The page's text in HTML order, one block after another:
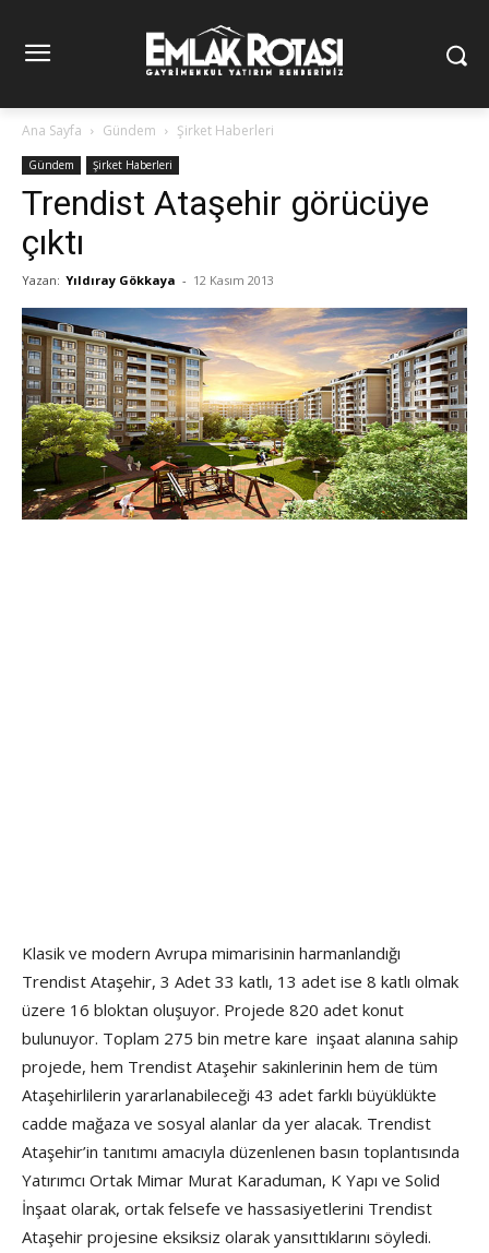
Ana Sayfa Gündem Şirket Haberleri
Gündem Şirket Haberleri
Trendist Ataşehir görücüye
çıktı
Yazan: Yıldıray Gökkaya - 12 Kasım 2013
Klasik ve modern Avrupa mimarisinin harmanlandığı
Trendist Ataşehir, 3 Adet 33 katlı, 13 adet ise 8 katlı olmak
üzere 16 bloktan oluşuyor. Projede 820 adet konut
bulunuyor. Toplam 275 bin metre kare inşaat alanına sahip
projede, hem Trendist Ataşehir sakinlerinin hem de tüm
Ataşehirlilerin yararlanabileceği 43 adet farklı büyüklükte
cadde mağaza ve sosyal alanlar da yer alacak. Trendist
Ataşehir’in tanıtımı amacıyla düzenlenen basın toplantısında
Yatırımcı Ortak Mimar Murat Karaduman, K Yapı ve Solid
İnşaat olarak, ortak felsefe ve hassasiyetlerini Trendist
Ataşehir projesine eksiksiz olarak yansıttıklarını söyledi.